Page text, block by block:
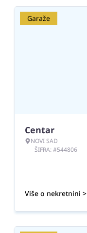
Garaže
Centar
NOVI SAD
ŠIFRA: #544806
Više o nekretnini >